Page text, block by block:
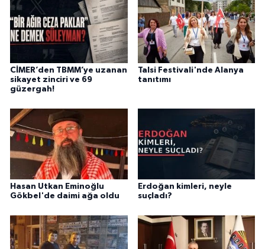
CİMER’den TBMM’ye uzanan
sikayet zinciri ve 69
güzergah!
Talsi Festivali'nde Alanya
tanıtımı
Hasan Utkan Eminoğlu
Gökbel'de daimi ağa oldu
Erdoğan kimleri, neyle
suçladı?